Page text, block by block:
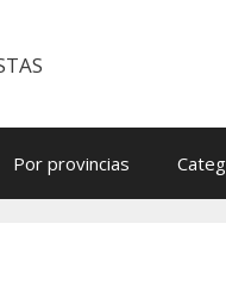
Por provincias